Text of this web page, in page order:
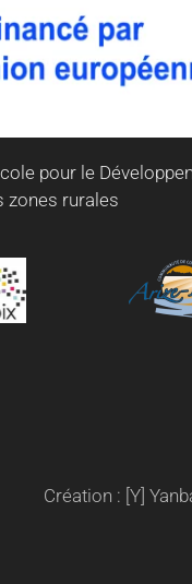
pour le
zones rurales
Création : [Y]